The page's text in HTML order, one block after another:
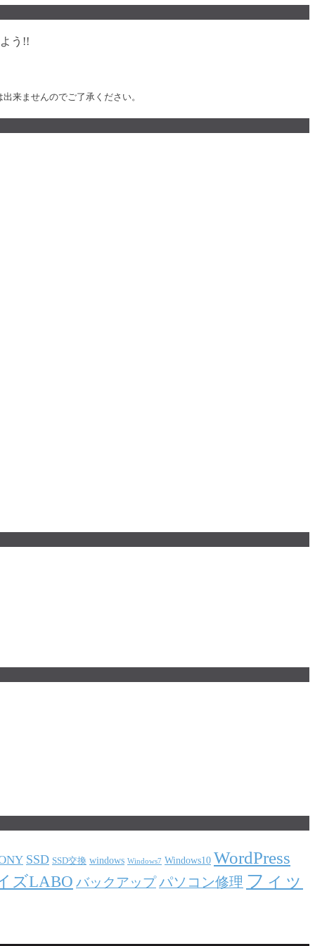
う!!
来ませんのでご了承ください。
SSD SSD交換 windows Windows7 Windows10 WordPress
ズLABO バックアップパソコン修理 フィッ